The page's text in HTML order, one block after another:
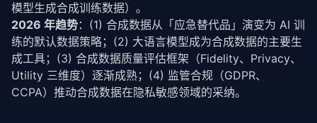
模型生成合成训练数据）。
2026 年趋势：(1) 合成数据从「应急替代品」演变为 AI 训
练的默认数据策略；(2) 大语言模型成为合成数据的主要生
成工具；(3) 合成数据质量评估框架（Fidelity、Privacy、
Utility 三维度）逐渐成熟；(4) 监管合规（GDPR、
CCPA）推动合成数据在隐私敏感领域的采纳。